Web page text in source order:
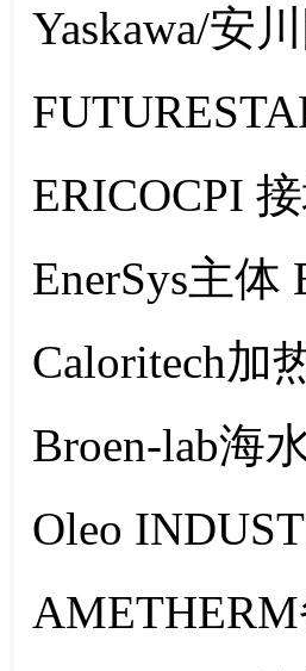
Yaskawa/安
ERICOCPI
EnerSys主体
Caloritech加
Broen-lab海
Oleo